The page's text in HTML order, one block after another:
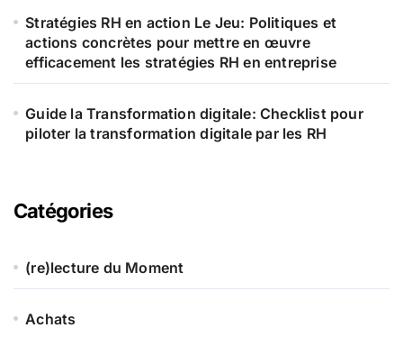
Stratégies RH en action Le Jeu: Politiques et
actions concrètes pour mettre en œuvre
efficacement les stratégies RH en entreprise
Guide la Transformation digitale: Checklist pour
piloter la transformation digitale par les RH
Catégories
(re)lecture du Moment
Achats